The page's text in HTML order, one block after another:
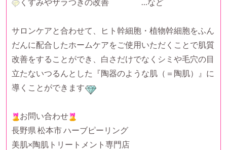
くすみやザラつきの改善 …など
サロンケアと合わせて、ヒト幹細胞・植物幹細胞をふん
だんに配合したホームケアをご使用いただくことで肌質
改善をすることができ、白さだけでなくシミや毛穴の目
立たないつるんとした『陶器のような肌（＝陶肌）』に
導くことができます
お問い合わせ
長野県 松本市 ハーブピーリング
美肌×陶肌トリートメント専門店